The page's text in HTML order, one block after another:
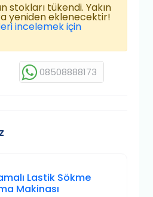
stokları tükendi. Yakın
yeniden eklenecektir!
incelemek için
08508888173
Lastik Sökme
Makinası